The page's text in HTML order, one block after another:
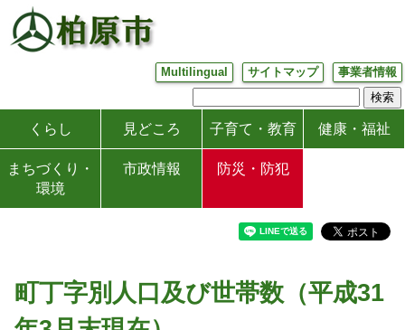
Multilingual サイトマップ 事業者情報
くらし 見どころ 子育て・教育 健康・福祉
まちづくり・
環境
市政情報 防災・防犯
町丁字別人口及び世帯数（平成31